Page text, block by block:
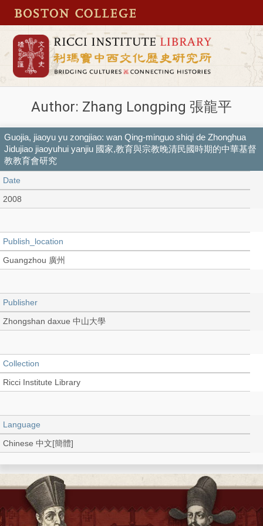
Author: Zhang Longping 張龍平
Guojia, jiaoyu yu zongjiao: wan Qing-minguo shiqi de Zhonghua
Jidujiao jiaoyuhui yanjiu 國家,教育與宗教晚清民國時期的中華基督
教教育會研究
Date
2008
Publish_location
Guangzhou 廣州
Publisher
Zhongshan daxue 中山大學
Collection
Ricci Institute Library
Language
Chinese 中文[簡體]
Record_type
Thesis/Dissertation